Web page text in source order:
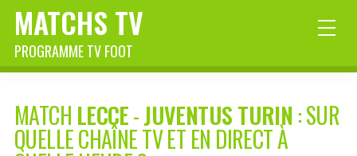
MATCHS TV
PROGRAMME TV FOOT
MATCH LECCE-JUVENTUS TURIN: SUR
QUELLE CHAÎNE TV ET EN DIRECT À